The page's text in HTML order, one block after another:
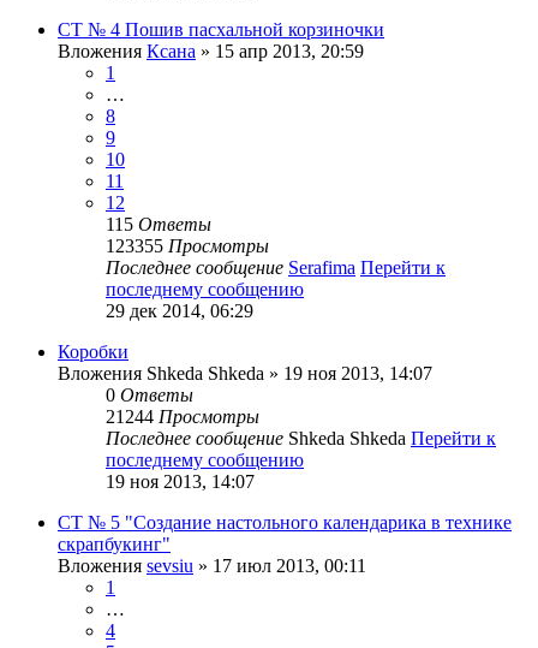
СТ № 4 Пошив пасхальной корзиночки
Вложения Ксана » 15 апр 2013, 20:59
1
…
8
9
10
11
12
115 Ответы
123355 Просмотры
Последнее сообщение Serafima Перейти к
последнему сообщению
29 дек 2014, 06:29
Коробки
Вложения Shkeda Shkeda » 19 ноя 2013, 14:07
0 Ответы
21244 Просмотры
Последнее сообщение Shkeda Shkeda Перейти к
последнему сообщению
19 ноя 2013, 14:07
СТ № 5 "Создание настольного календарика в технике
скрапбукинг"
Вложения sevsiu » 17 июл 2013, 00:11
1
…
4